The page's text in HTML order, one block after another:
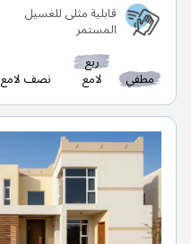
قابلية مثلى للغسيل
المستمر
مطفي
ربع
لامع نصف لامع